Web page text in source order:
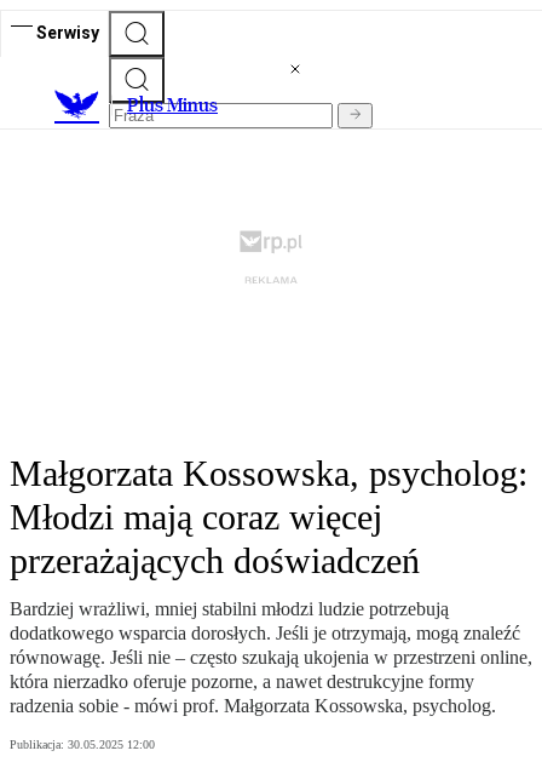
Serwisy
Plus Minus
Małgorzata Kossowska, psycholog:
Młodzi mają coraz więcej
przerażających doświadczeń
Bardziej wrażliwi, mniej stabilni młodzi ludzie potrzebują
dodatkowego wsparcia dorosłych. Jeśli je otrzymają, mogą znaleźć
równowagę. Jeśli nie – często szukają ukojenia w przestrzeni online,
która nierzadko oferuje pozorne, a nawet destrukcyjne formy
radzenia sobie - mówi prof. Małgorzata Kossowska, psycholog.
Publikacja: 30.05.2025 12:00